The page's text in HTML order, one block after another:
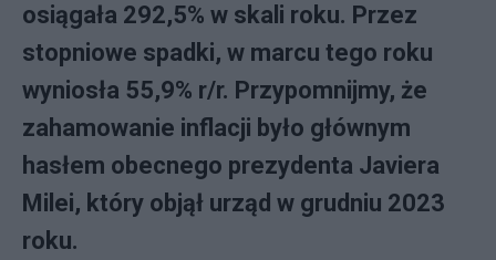
osiągała 292,5% w skali roku. Przez
stopniowe spadki, w marcu tego roku
wyniosła 55,9% r/r. Przypomnijmy, że
zahamowanie inflacji było głównym
hasłem obecnego prezydenta Javiera
Milei, który objął urząd w grudniu 2023
roku.